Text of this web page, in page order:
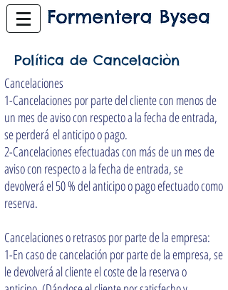
Política de Cancelaciòn
Cancelaciones
1-Cancelaciones por parte del cliente con menos de
un mes de aviso con respecto a la fecha de entrada,
se perderá el anticipo o pago.
2-Cancelaciones efectuadas con más de un mes de
aviso con respecto a la fecha de entrada, se
devolverá el 50 % del anticipo o pago efectuado como
reserva.
Cancelaciones o retrasos por parte de la empresa:
1-En caso de cancelación por parte de la empresa, se
le devolverá al cliente el coste de la reserva o